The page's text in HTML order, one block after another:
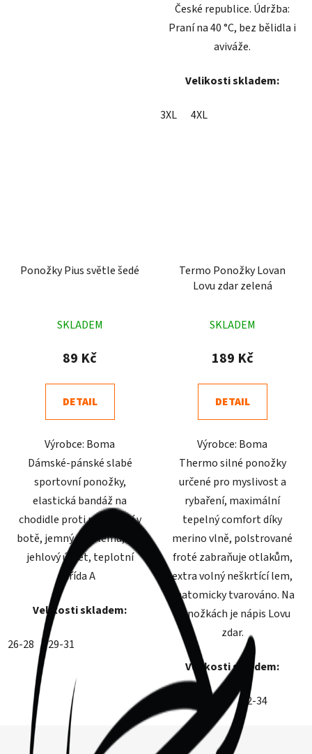
České republice. Údržba:
Praní na 40 °C, bez bělidla i
aviváže.
Velikosti skladem:
3XL 4XL
Ponožky Pius světle šedé
hodnocení
produktu
4,9
z
hvězdiček.
SKLADEM
89 Kč
DETAIL
Výrobce: Boma
Dámské-pánské slabé
sportovní ponožky,
elastická bandáž na
chodidle proti přetočení v
botě, jemný svěr lemu, 200
jehlový úplet, teplotní
třída A
Velikosti skladem:
26-28 29-31
Termo Ponožky Lovan
Lovu zdar zelená
hodnocení
produktu
4,3
z
hvězdiček.
SKLADEM
189 Kč
DETAIL
Výrobce: Boma
Thermo silné ponožky
určené pro myslivost a
rybaření, maximální
tepelný comfort díky
merino vlně, polstrované
froté zabraňuje otlakům,
extra volný neškrtící lem,
anatomicky tvarováno. Na
ponožkách je nápis Lovu
zdar.
Velikosti skladem:
32-34